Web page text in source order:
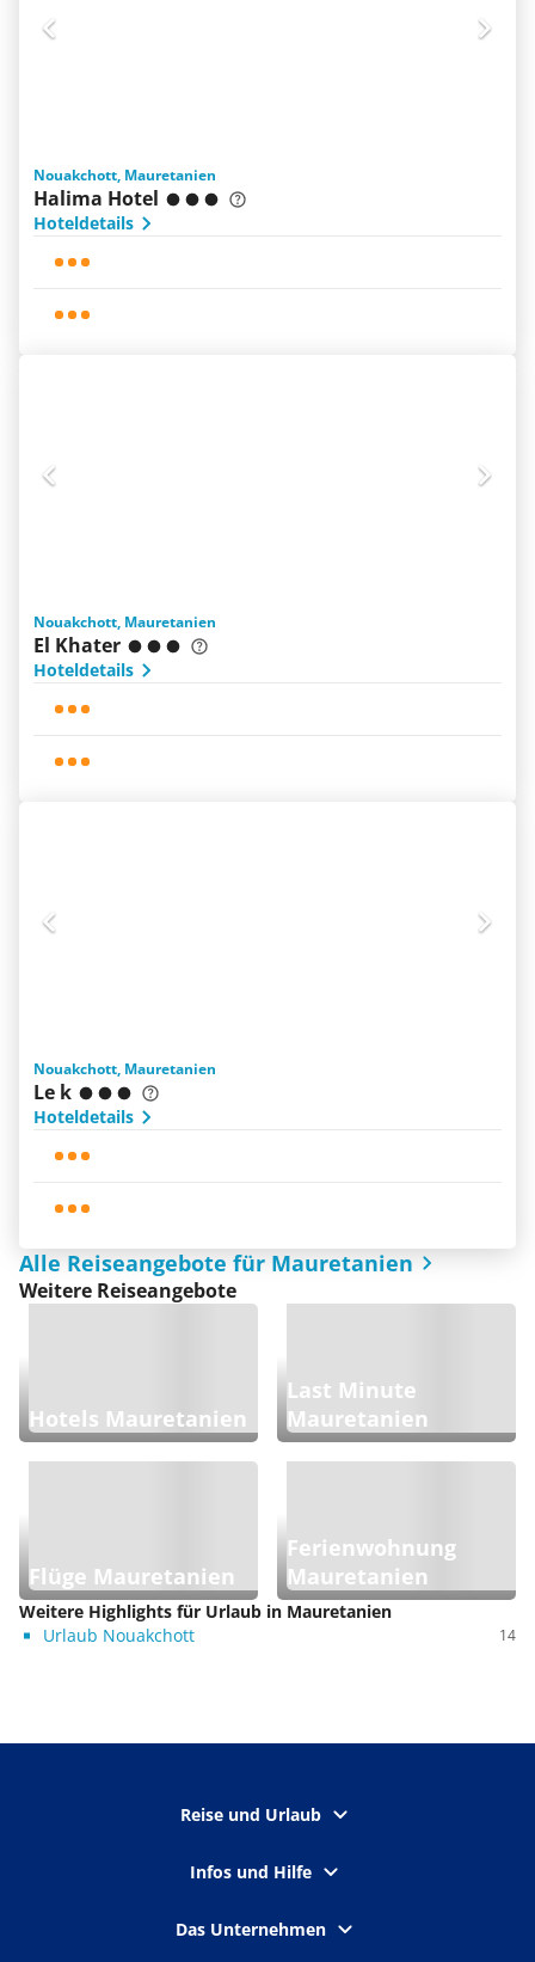
Nouakchott, Mauretanien
Halima Hotel
Hoteldetails
Nouakchott, Mauretanien
El Khater
Hoteldetails
Nouakchott, Mauretanien
Le k
Hoteldetails
Alle Reiseangebote für Mauretanien
Weitere Reiseangebote
Hotels Mauretanien
Last Minute
Mauretanien
Flüge Mauretanien
Ferienwohnung
Mauretanien
Weitere Highlights für Urlaub in Mauretanien
Urlaub Nouakchott
14
Reise und Urlaub
Infos und Hilfe
Das Unternehmen